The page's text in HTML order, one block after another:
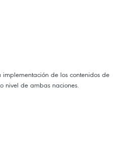
de los contenidos de
nivel de ambas naciones.